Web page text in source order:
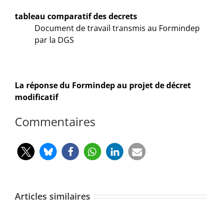
tableau comparatif des decrets
Document de travail transmis au Formindep
par la DGS
La réponse du Formindep au projet de décret
modificatif
Commentaires
Articles similaires